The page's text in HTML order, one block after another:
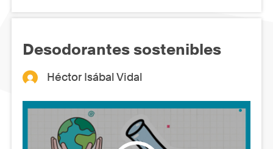
Desodorantes sostenibles
Héctor Isábal Vidal